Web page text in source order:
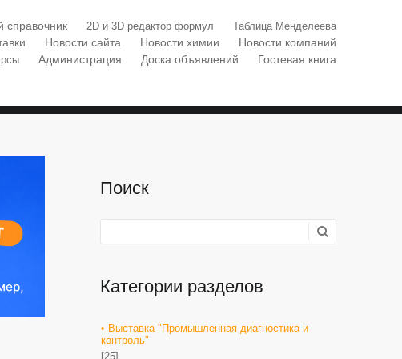
справочник 2D и 3D редактор формул Таблица Менделеева
Новости сайта Новости химии Новости компаний
Администрация Доска объявлений Гостевая книга
Поиск
Категории разделов
Выставка "Промышленная диагностика и
контроль"
[25]